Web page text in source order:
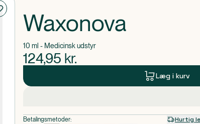
Waxonova
10 ml - Medicinsk udstyr
124,95 kr.
Læg i kurv
Betalingsmetoder:
Hurtig